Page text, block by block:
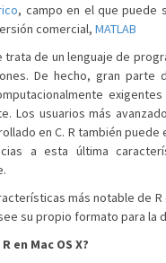
, campo en el que puede
comercial, MATLAB
trata de un lenguaje de
De hecho, gran parte
Los usuarios más
en C. R también
a esta última
más notable de
su propio formato para la
en Mac OS X?